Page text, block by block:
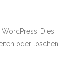
Dies
oder löschen.